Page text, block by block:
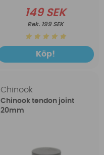
149 SEK
199 SEK
Köp!
Chinook
Chinook tendon joint
20mm